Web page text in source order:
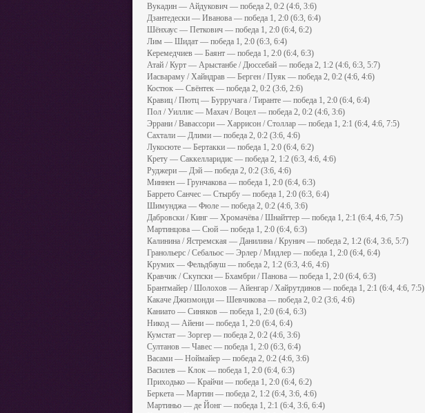
Вукадин — Айдукович — победа 2, 0:2 (4:6, 3:6)
Дзантедески — Иванова — победа 1, 2:0 (6:3, 6:4)
Шёнхаус — Петкович — победа 1, 2:0 (6:4, 6:2)
Лим — Шидат — победа 1, 2:0 (6:3, 6:4)
Керемедчиев — Баянт — победа 1, 2:0 (6:4, 6:3)
Атай / Курт — Арыстанбе / Дюссебай — победа 2, 1:2 (4:6, 6:3, 5:7)
Иасвараму / Хайндрав — Берген / Пуяк — победа 2, 0:2 (4:6, 4:6)
Костюк — Свёнтек — победа 2, 0:2 (3:6, 2:6)
Кравиц / Пютц — Бурручага / Тиранте — победа 1, 2:0 (6:4, 6:4)
Пол / Уиллис — Махач / Воцел — победа 2, 0:2 (4:6, 3:6)
Эррани / Вавассори — Харрисон / Столлар — победа 1, 2:1 (6:4, 4:6, 7:5)
Сахтали — Длими — победа 2, 0:2 (3:6, 4:6)
Лукосюте — Бертакки — победа 1, 2:0 (6:4, 6:2)
Крету — Саккелларидис — победа 2, 1:2 (6:3, 4:6, 4:6)
Руджери — Дэй — победа 2, 0:2 (3:6, 4:6)
Миннен — Грунчакова — победа 1, 2:0 (6:4, 6:3)
Баррето Санчес — Стырбу — победа 1, 2:0 (6:3, 6:4)
Шимунджа — Фюле — победа 2, 0:2 (4:6, 3:6)
Дабровски / Кинг — Хромачёва / Шнайттер — победа 1, 2:1 (6:4, 4:6, 7:5)
Мартинцова — Сюй — победа 1, 2:0 (6:4, 6:3)
Калинина / Ястремская — Данилина / Крунич — победа 2, 1:2 (6:4, 3:6, 5:7)
Гранольерс / Себальос — Эрлер / Мидлер — победа 1, 2:0 (6:4, 6:4)
Крумих — Фельдбауш — победа 2, 1:2 (6:3, 4:6, 4:6)
Кравчик / Скупски — Бхамбри / Панова — победа 1, 2:0 (6:4, 6:3)
Брантмайер / Шолохов — Айенгар / Хайрутдинов — победа 1, 2:1 (6:4, 4:6, 7:5)
Какаче Джизмонди — Шевчикова — победа 2, 0:2 (3:6, 4:6)
Каниато — Синяков — победа 1, 2:0 (6:4, 6:3)
Никод — Айени — победа 1, 2:0 (6:4, 6:4)
Кумстат — Зоргер — победа 2, 0:2 (4:6, 3:6)
Султанов — Чавес — победа 1, 2:0 (6:3, 6:4)
Васами — Ноймайер — победа 2, 0:2 (4:6, 3:6)
Василев — Клок — победа 1, 2:0 (6:4, 6:3)
Приходько — Крайчи — победа 1, 2:0 (6:4, 6:2)
Беркета — Мартин — победа 2, 1:2 (6:4, 3:6, 4:6)
Мартиньо — де Йонг — победа 1, 2:1 (6:4, 3:6, 6:4)